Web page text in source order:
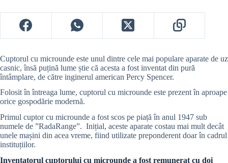
Cuptorul cu microunde este unul dintre cele mai populare aparate de uz
casnic, însă puțină lume știe că acesta a fost inventat din pură
întâmplare, de către inginerul american Percy Spencer.
Folosit în întreaga lume, cuptorul cu microunde este prezent în aproape
orice gospodărie modernă.
Primul cuptor cu microunde a fost scos pe piață în anul 1947 sub
numele de ”RadaRange”. Inițial, aceste aparate costau mai mult decât
unele mașini din acea vreme, fiind utilizate preponderent doar în cadrul
instituțiilor.
Inventatorul cuptorului cu microunde a fost remunerat cu doi